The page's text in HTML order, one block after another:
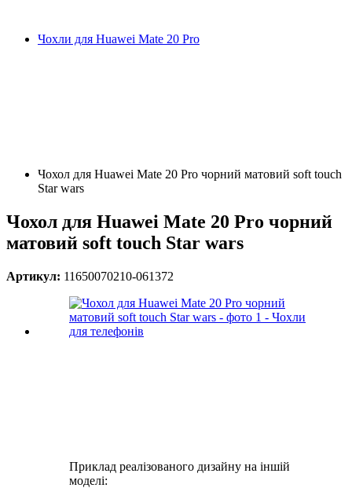
Чохли для Huawei Mate 20 Pro
Чохол для Huawei Mate 20 Pro чорний матовий soft touch
Star wars
Чохол для Huawei Mate 20 Pro чорний
матовий soft touch Star wars
Артикул: 11650070210-061372
Приклад реалізованого дизайну на іншій
моделі: